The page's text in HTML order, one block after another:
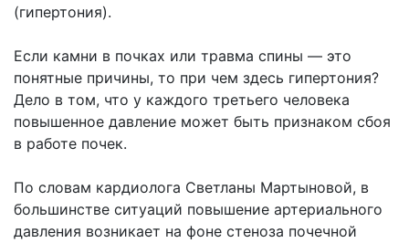
(гипертония).
Если камни в почках или травма спины — это
понятные причины, то при чем здесь гипертония?
Дело в том, что у каждого третьего человека
повышенное давление может быть признаком сбоя
в работе почек.
По словам кардиолога Светланы Мартыновой, в
большинстве ситуаций повышение артериального
давления возникает на фоне стеноза почечной